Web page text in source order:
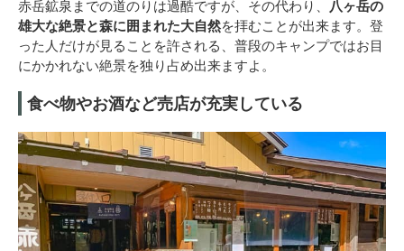
赤岳鉱泉までの道のりは過酷ですが、その代わり、 八ヶ岳の
雄大な絶景と森に囲まれた大自然を拝むことが出来ます。登
った人だけが見ることを許される、普段のキャンプではお目
にかかれない絶景を独り占め出来ますよ。
食べ物やお酒など売店が充実している